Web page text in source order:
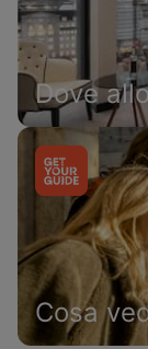
Dove
Cosa